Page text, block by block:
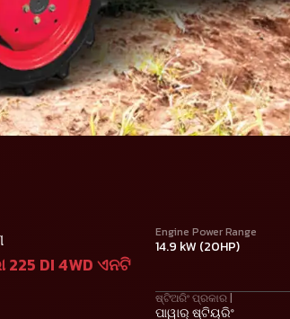
DI 4WD ଏନଟି
Engine Power Range
14.9 kW (20HP)
ଷ୍ଟିଅରିଂ ପ୍ରକାର |
ପାୱାର୍ ଷ୍ଟିୟରିଂ